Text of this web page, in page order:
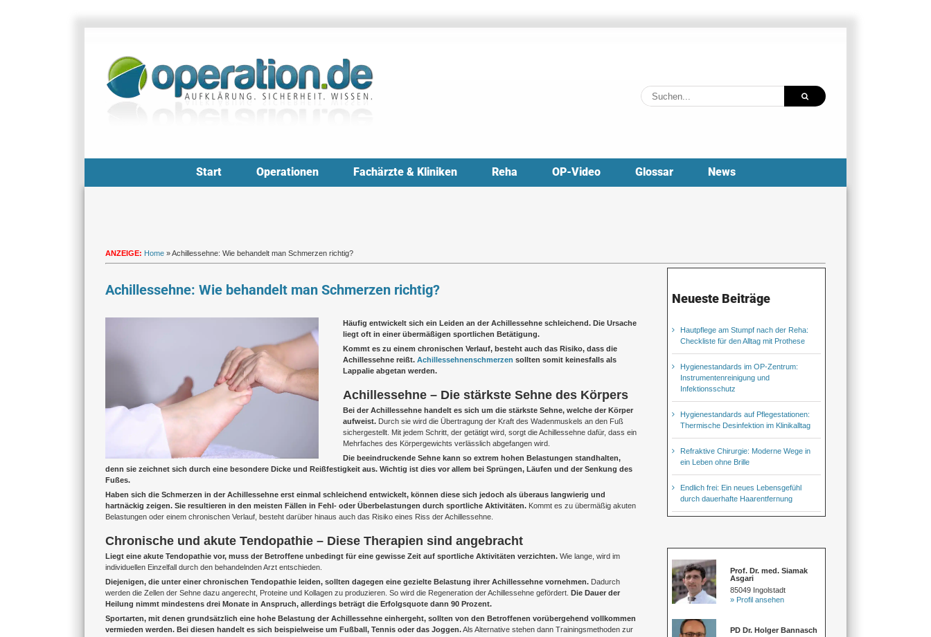
Suche
nach:
Start Operationen Fachärzte & Kliniken Reha OP-Video Glossar News
ANZEIGE: Home »Achillessehne: Wie behandelt man Schmerzen richtig?
Achillessehne: Wie behandelt man Schmerzen richtig?
Häufig entwickelt sich ein Leiden an der Achillessehne schleichend. Die Ursache
liegt oft in einer übermäßigen sportlichen Betätigung.
Kommt es zu einem chronischen Verlauf, besteht auch das Risiko, dass die
Achillessehne reißt. Achillessehnenschmerzen sollten somit keinesfalls als
Lappalie abgetan werden.
Achillessehne – Die stärkste Sehne des Körpers
Bei der Achillessehne handelt es sich um die stärkste Sehne, welche der Körper
aufweist.Durch sie wird die Übertragung der Kraft des Wadenmuskels an den Fuß
sichergestellt. Mit jedem Schritt, der getätigt wird, sorgt die Achillessehne dafür, dass ein
Mehrfaches des Körpergewichts verlässlich abgefangen wird.
Die beeindruckende Sehne kann so extrem hohen Belastungen standhalten,
denn sie zeichnet sich durch eine besondere Dicke und Reißfestigkeit aus. Wichtig ist dies vor allem bei Sprüngen, Läufen und der Senkung des
Fußes.
Haben sich die Schmerzen in der Achillessehne erst einmal schleichend entwickelt, können diese sich jedoch als überaus langwierig und
hartnäckig zeigen. Sie resultieren in den meisten Fällen in Fehl- oder Überbelastungen durch sportliche Aktivitäten. Kommt es zu übermäßig akuten
Belastungen oder einem chronischen Verlauf, besteht darüber hinaus auch das Risiko eines Riss der Achillessehne.
Chronische und akute Tendopathie – Diese Therapien sind angebracht
Liegt eine akute Tendopathie vor, muss der Betroffene unbedingt für eine gewisse Zeit auf sportliche Aktivitäten verzichten. Wie lange, wird im
individuellen Einzelfall durch den behandelnden Arzt entschieden.
Diejenigen, die unter einer chronischen Tendopathie leiden, sollten dagegen eine gezielte Belastung ihrer Achillessehne vornehmen. Dadurch
werden die Zellen der Sehne dazu angerecht, Proteine und Kollagen zu produzieren. So wird die Regeneration der Achillessehne gefördert. Die Dauer der
Heilung nimmt mindestens drei Monate in Anspruch, allerdings beträgt die Erfolgsquote dann 90 Prozent.
Sportarten, mit denen grundsätzlich eine hohe Belastung der Achillessehne einhergeht, sollten von den Betroffenen vorübergehend vollkommen
vermieden werden. Bei diesen handelt es sich beispielweise um Fußball, Tennis oder das Joggen.Als Alternative stehen dann Trainingsmethoden zur
Neueste Beiträge
Hautpflege am Stumpf nach der Reha:
Checkliste für den Alltag mit Prothese
Hygienestandards im OP-Zentrum:
Instrumentenreinigung und
Infektionsschutz
Hygienestandards auf Pflegestationen:
Thermische Desinfektion im Klinikalltag
Refraktive Chirurgie: Moderne Wege in
ein Leben ohne Brille
Endlich frei: Ein neues Lebensgefühl
durch dauerhafte Haarentfernung
Prof. Dr. med. Siamak
Asgari
85049 Ingolstadt
» Profil ansehen
PD Dr. Holger Bannasch